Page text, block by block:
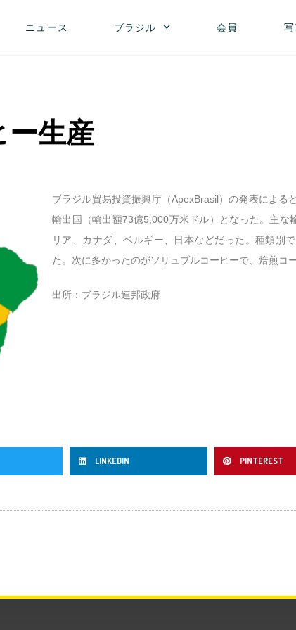
ニュース ブラジル 会員
ー生産
ブラジル貿易投資振興庁（ApexBrasil）の発表による
輸出国（輸出額73億5,000万米ドル）となった。主な
リア、カナダ、ベルギー、日本などだった。種類別
た。次に多かったのがソリュブルコーヒーで、焙煎コ
出所：ブラジル連邦政府
LINKEDIN PINTEREST